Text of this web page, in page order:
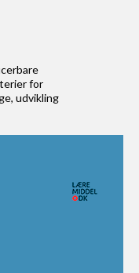
for
udvikling